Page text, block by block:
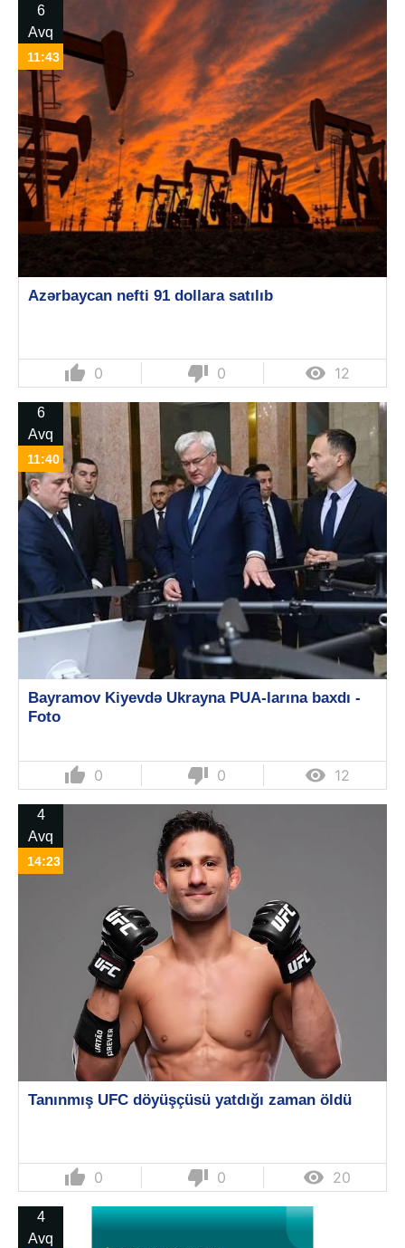
6
Avq
11:43
Azərbaycan nefti 91 dollara satılıb
thumb_up 0 thumb_down 0  12
6
Avq
11:40
Bayramov Kiyevdə Ukrayna PUA-larına baxdı -
Foto
thumb_up 0 thumb_down 0  12
4
Avq
14:23
Tanınmış UFC döyüşçüsü yatdığı zaman öldü
thumb_up 0 thumb_down 0  20
4
Avq